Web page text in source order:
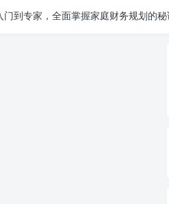
到专家，全面掌握家庭财务规划的秘